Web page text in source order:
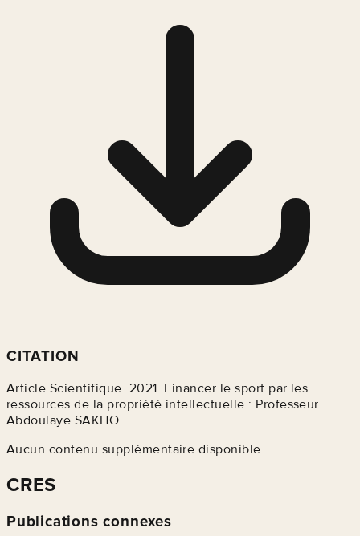
CITATION
Article Scientifique. 2021. Financer le sport par les
ressources de la propriété intellectuelle : Professeur
Abdoulaye SAKHO.
Aucun contenu supplémentaire disponible.
CRES
Publications connexes